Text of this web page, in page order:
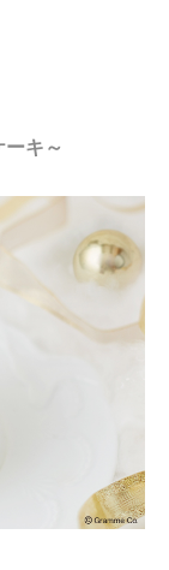
キ～